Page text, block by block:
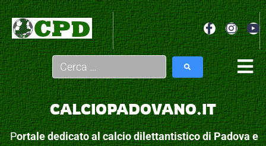
CALCIOPADOVANO.IT
Portale dedicato al calcio dilettantistico di Padova e